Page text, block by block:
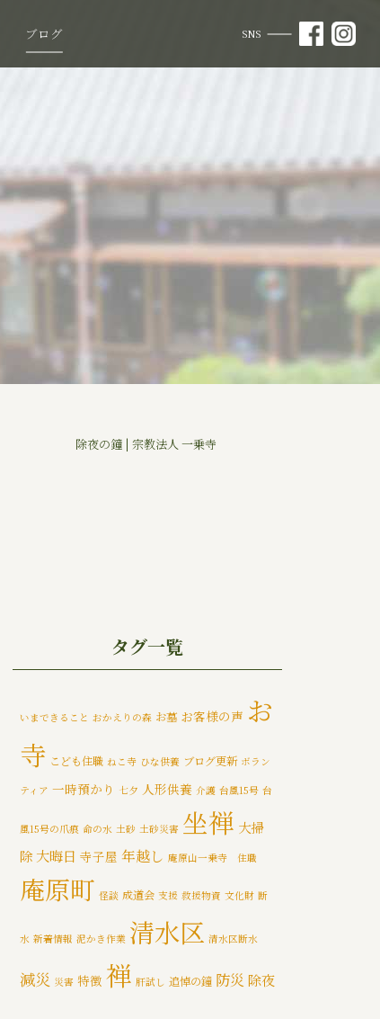
除夜の鐘 | 宗教法人 一乗寺
ブログ
タグ一覧
いまできること おかえりの森 お墓 お客様の声 お
寺 こども住職 ねこ寺 ひな供養 ブログ更新 ボラン
ティア 一時預かり 七夕 人形供養 介護 台風15号 台
風15号の爪痕 命の水 土砂 土砂災害 坐禅 大掃
除 大晦日 寺子屋 年越し 庵原山一乗寺 住職
庵原町 怪談 成道会 支援 救援物資 文化財 断
水 新着情報 泥かき作業 清水区 清水区断水
減災 災害 特徴 禅 肝試し 追悼の鐘 防災 除夜